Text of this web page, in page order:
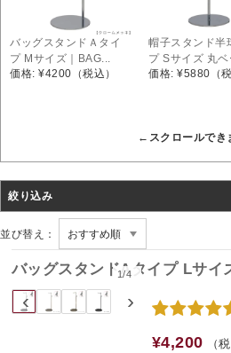
バッグスタンドＡタイ
プ Mサイズ｜BAG...
価格: ¥4200 （税込）
帽子スタンド半
プ Sサイズ 丸ベ
価格: ¥5880 （
絞り込み
並び替え：
‹ ›
1/4
バッグスタンドAタイプ Lサイ
¥4,200 （